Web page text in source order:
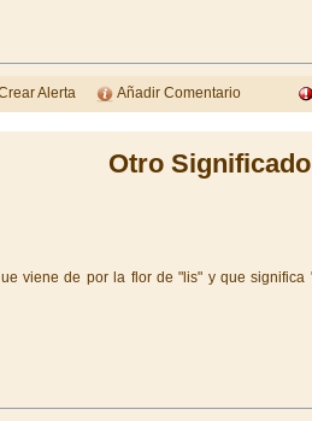
Alerta Añadir Comentario
Otro
viene de por la flor de "lis" y que significa